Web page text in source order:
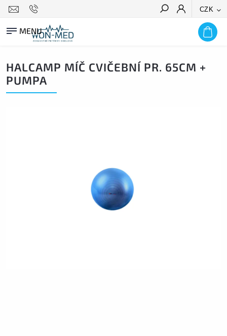
CZK
HLEDAT
HALCAMP MÍČ CVIČEBNÍ PR. 65CM +
PUMPA